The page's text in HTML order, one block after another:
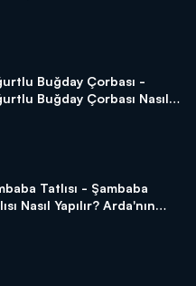
Buğday Çorbası -
Buğday Çorbası Nasıl
Tatlısı - Şambaba
Nasıl Yapılır? Arda'nın